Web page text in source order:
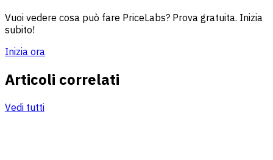
Vuoi vedere cosa può fare PriceLabs? Prova gratuita. Inizia
subito!
Inizia ora
Articoli correlati
Vedi tutti